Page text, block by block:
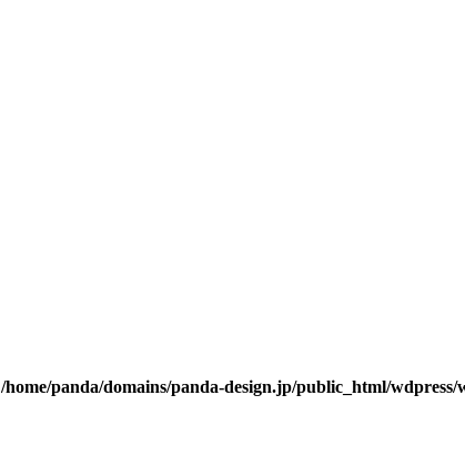
/home/panda/domains/panda-design.jp/public_html/wdpress/